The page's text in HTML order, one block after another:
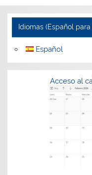
Idiomas (Español
Español
Acceso al